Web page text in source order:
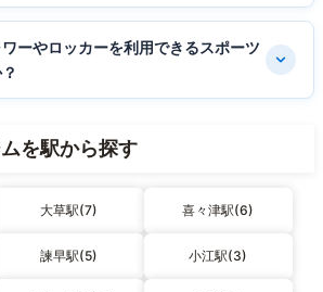
ーやロッカーを利用できるスポーツ
を駅から探す
大草駅(7) 喜々津駅(6)
諫早駅(5) 小江駅(3)